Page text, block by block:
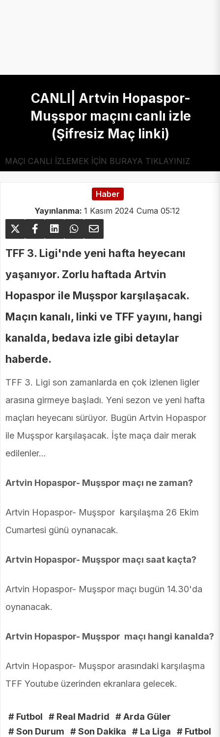
CANLI| Artvin Hopaspor-
Muşspor maçını canlı izle
(Şifresiz Maç linki)
MAÇI CANLI İZLEMEK İÇİN BURAYA TIKLAYINIZ
Haber
Yayınlanma: 1 Kasım 2024 Cuma 05:12
TFF 3. Ligi'nde yeni hafta heyecanı
yaşanıyor. Zorlu haftada Artvin
Hopaspor ile Muşspor karşılaşacak.
Maçın kanalı, linki ve TFF yayını, hangi
kanalda, bedava izle gibi detaylar
haberde.
TFF 3. Ligi son zamanlarda en çok izlenen ligler
arasına girmeye başladı. Yeni sezon ve yeni hafta
maçları heyecanı sürüyor. Bugün Artvin Hopaspor
ile Muşspor karşılaşacak. İşte maça dair merak
edilenler…
Artvin Hopaspor- Muşspor maçı ne zaman?
Artvin Hopaspor- Muşspor karşılaşma 26 Ekim
Cumartesi günü oynanacak.
Artvin Hopaspor- Muşspor maçı saat kaçta?
Artvin Hopaspor- Muşspor maçı bugün 14.30'da
oynanacak.
Artvin Hopaspor- Muşspor maçı hangi kanalda?
Artvin Hopaspor- Muşspor arasındaki karşılaşma
TFF Youtube üzerinden ekranlara gelecek.
# Futbol # Real Madrid
# Arda Güler
# Son Durum
# Son Dakika # La Liga
# Futbol